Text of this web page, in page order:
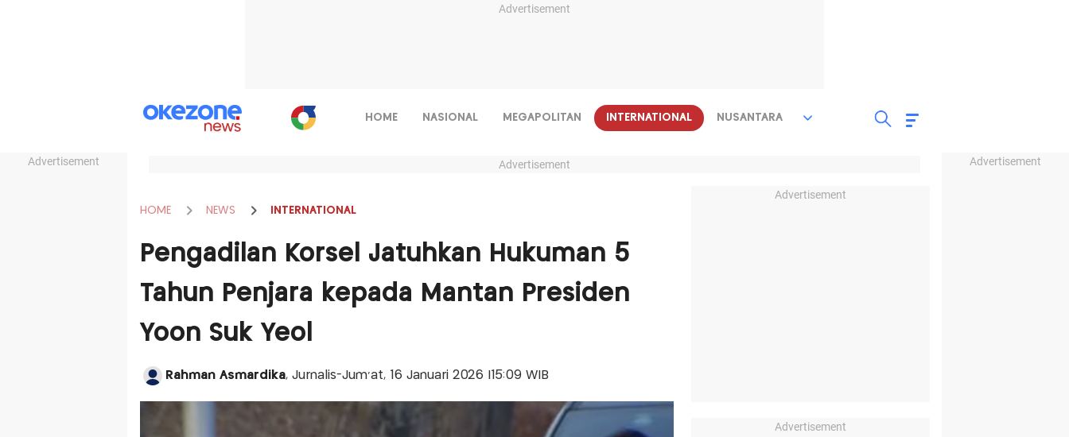
Advertisement
Advertisement Advertisement
HOME NASIONAL MEGAPOLITAN INTERNATIONAL NUSANTARA
Advertisement
HOME NEWS INTERNATIONAL
Pengadilan Korsel Jatuhkan Hukuman 5
Tahun Penjara kepada Mantan Presiden
Yoon Suk Yeol
Rahman Asmardika, Jurnalis-Jum'at, 16 Januari 2026 |15:09 WIB
Advertisement
Advertisement